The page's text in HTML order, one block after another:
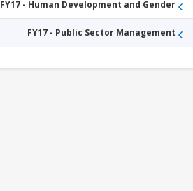
FY17 - Human Development and Gender
FY17 - Public Sector Management